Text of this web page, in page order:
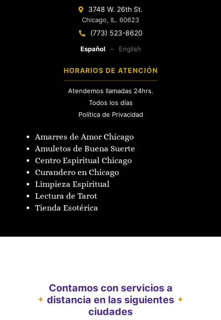
3748 W. 26th St.
Chicago, IL. 60623
(773) 523-8620
Español – English
HORARIOS DE ATENCIÓN
Atendemos llamadas 24hrs.
Todos los días
Política de Privacidad
Amarres de Amor Chicago
Amuletos de Buena Suerte
Centro Espiritual Chicago
Curandero en Chicago
Limpieza Espiritual
Lectura de Tarot
Tienda Esotérica
✦
Contamos con servicios a
distancia en las siguientes
ciudades
✦